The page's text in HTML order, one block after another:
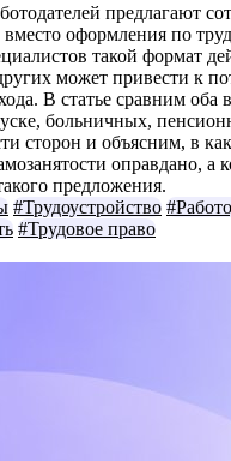
предлагают
оформления по
такой формат
может привести к
В статье сравним оба
больничных,
сторон и объясним, в
оправдано, а
предложения.
#Трудоустройство
#Трудовое право